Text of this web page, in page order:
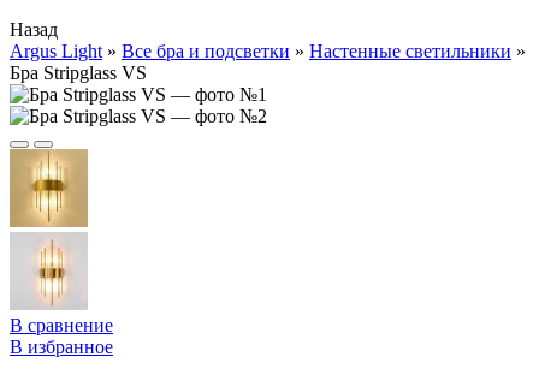
Назад
Argus Light » Все бра и подсветки » Настенные светильники »
Бра Stripglass VS
В сравнение
В избранное